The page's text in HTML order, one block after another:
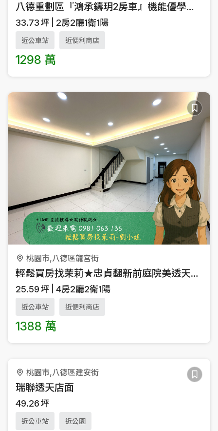
八德重劃區『鴻承鑄玥2房車』機能優學區宅～全新完工！
33.73坪 2房2廳1衛1陽
近公車站 近便利商店
1298 萬
桃園市,八德區龍宮街
輕鬆買房找茉莉★忠貞翻新前庭院美透天4房
25.59坪 4房2廳2衛1陽
近公車站 近便利商店
1388 萬
桃園市,八德區建安街
瑞聯透天店面
49.26坪
近公車站 近公園